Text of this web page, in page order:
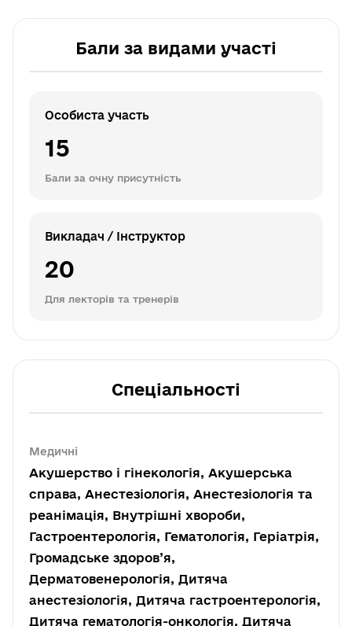
Бали за видами участі
Особиста участь
15
Бали за очну присутність
Викладач / Інструктор
20
Для лекторів та тренерів
Спеціальності
Медичні
Акушерство і гінекологія, Акушерська
справа, Анестезіологія, Анестезіологія та
реанімація, Внутрішні хвороби,
Гастроентерологія, Гематологія, Геріатрія,
Громадське здоров’я,
Дерматовенерологія, Дитяча
анестезіологія, Дитяча гастроентерологія,
Дитяча гематологія-онкологія, Дитяча